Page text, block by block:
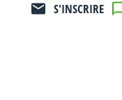
S'INSCRIRE